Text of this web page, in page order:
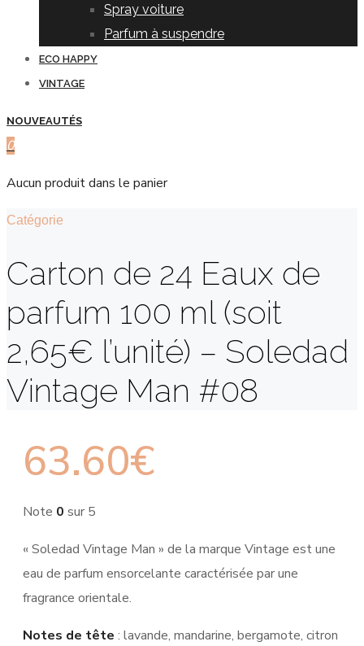
Spray voiture
Parfum à suspendre
ECO HAPPY
VINTAGE
NOUVEAUTÉS
0
Aucun produit dans le panier
Catégorie
Carton de 24 Eaux de
parfum 100 ml (soit
2,65€ l’unité) – Soledad
Vintage Man #08
63.60€
Note 0 sur 5
« Soledad Vintage Man » de la marque Vintage est une
eau de parfum ensorcelante caractérisée par une
fragrance orientale.
Notes de tête : lavande, mandarine, bergamote, citron